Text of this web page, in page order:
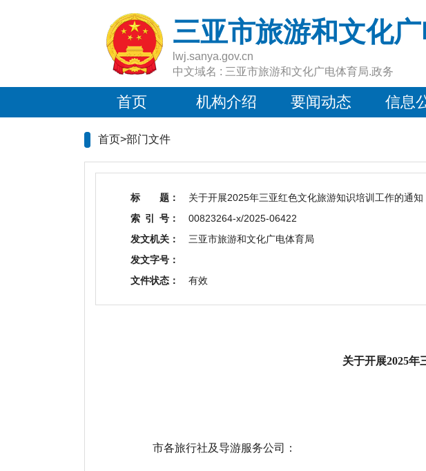
三亚市旅游和文化
lwj.sanya.gov.cn
中文域名 : 三亚市旅游和文化广电体育局.政务
首页 机构介绍 要闻动态 信息
首页>部门文件
标 题：
关于开展2025年三亚红色文化旅游知识培训工作的通知
索 引 号：
00823264-x/2025-06422
发文机关：
三亚市旅游和文化广电体育局
发文字号：
文件状态：
有效
关于开展2025年
市各旅行社及导游服务公司：